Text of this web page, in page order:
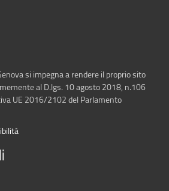
si impegna a rendere il proprio sito
al D.lgs. 10 agosto 2018, n.106
UE 2016/2102 del Parlamento